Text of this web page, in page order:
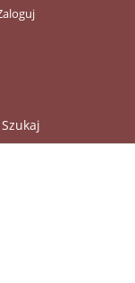
Szukaj